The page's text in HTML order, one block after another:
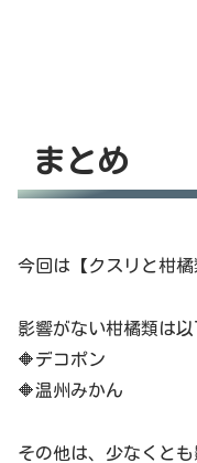
まとめ
今回は【クスリと柑
影響がない柑橘類は
🔶デコポン
🔶温州みかん
その他は、少なくと